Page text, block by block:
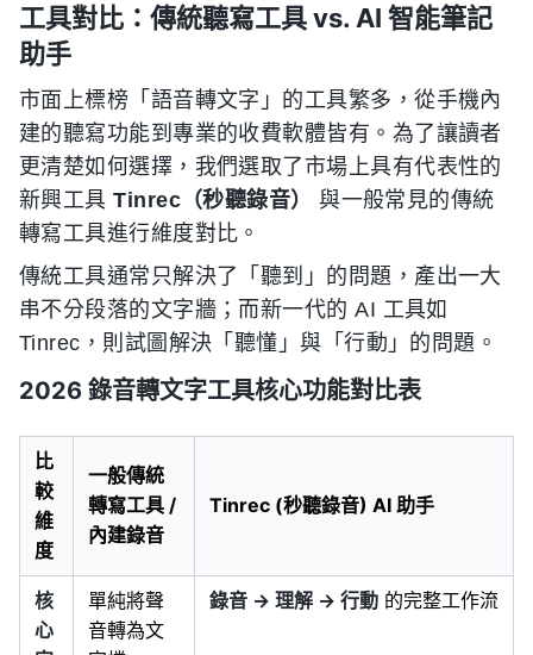
工具對比：傳統聽寫工具 vs. AI 智能筆記
助手
市面上標榜「語音轉文字」的工具繁多，從手機內
建的聽寫功能到專業的收費軟體皆有。為了讓讀者
更清楚如何選擇，我們選取了市場上具有代表性的
新興工具Tinrec（秒聽錄音）
與一般常見的傳統
轉寫工具進行維度對比。
傳統工具通常只解決了「聽到」的問題，產出一大
串不分段落的文字牆；而新一代的 AI 工具如
Tinrec，則試圖解決「聽懂」與「行動」的問題。
2026 錄音轉文字工具核心功能對比表
比
較
維
度
一般傳統
轉寫工具 /
內建錄音
Tinrec (秒聽錄音) AI 助手
核
心
單純將聲
音轉為文
錄音 → 理解 → 行動 的完整工作流